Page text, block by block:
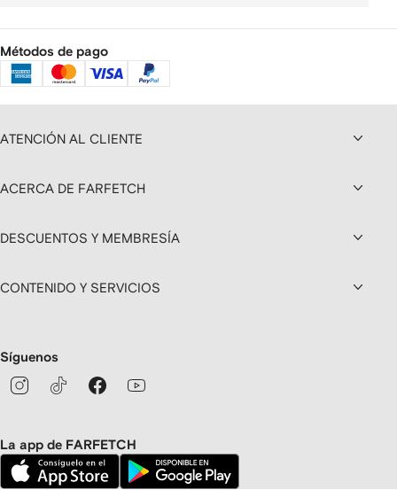
Métodos de pago
ATENCIÓN AL CLIENTE
ACERCA DE FARFETCH
DESCUENTOS Y MEMBRESÍA
CONTENIDO Y SERVICIOS
Síguenos
La app de FARFETCH